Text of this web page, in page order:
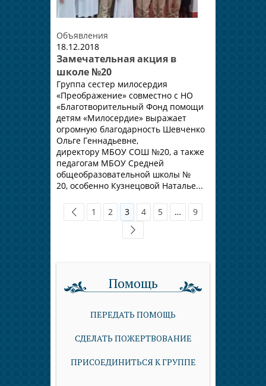
Объявления
18.12.2018
Замечательная акция в
школе №20
Группа сестер милосердия
«Преображение» совместно с НО
«Благотворительный Фонд помощи
детям «Милосердие» выражает
огромную благодарность Шевченко
Ольге Геннадьевне,
директору МБОУ СОШ №20, а также
педагогам МБОУ Средней
общеобразовательной школы №
20, особенно Кузнецовой Наталье...
1 2 3 4 5 … 9
Помощь
ПЕРЕДАТЬ ПОМОЩЬ
СДЕЛАТЬ ПОЖЕРТВОВАНИЕ
ПРИСОЕДИНИТЬСЯ К ГРУППЕ